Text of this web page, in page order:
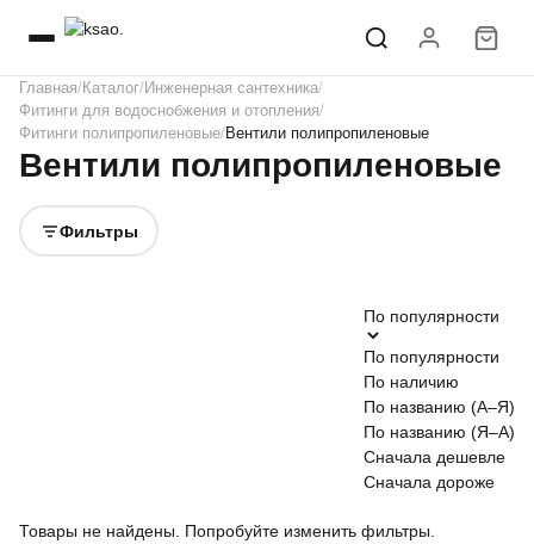
Главная Каталог Инженерная сантехника
Фитинги для водоснобжения и отопления
Фитинги полипропиленовые Вентили полипропиленовые
Вентили полипропиленовые
Фильтры
По популярности
По популярности
По наличию
По названию (А–Я)
По названию (Я–А)
Сначала дешевле
Сначала дороже
Товары не найдены. Попробуйте изменить фильтры.